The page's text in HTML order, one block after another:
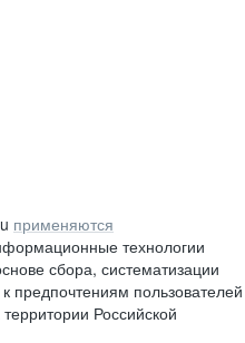
применяются
технологии
сбора, систематизации
предпочтениям пользователей
Российской